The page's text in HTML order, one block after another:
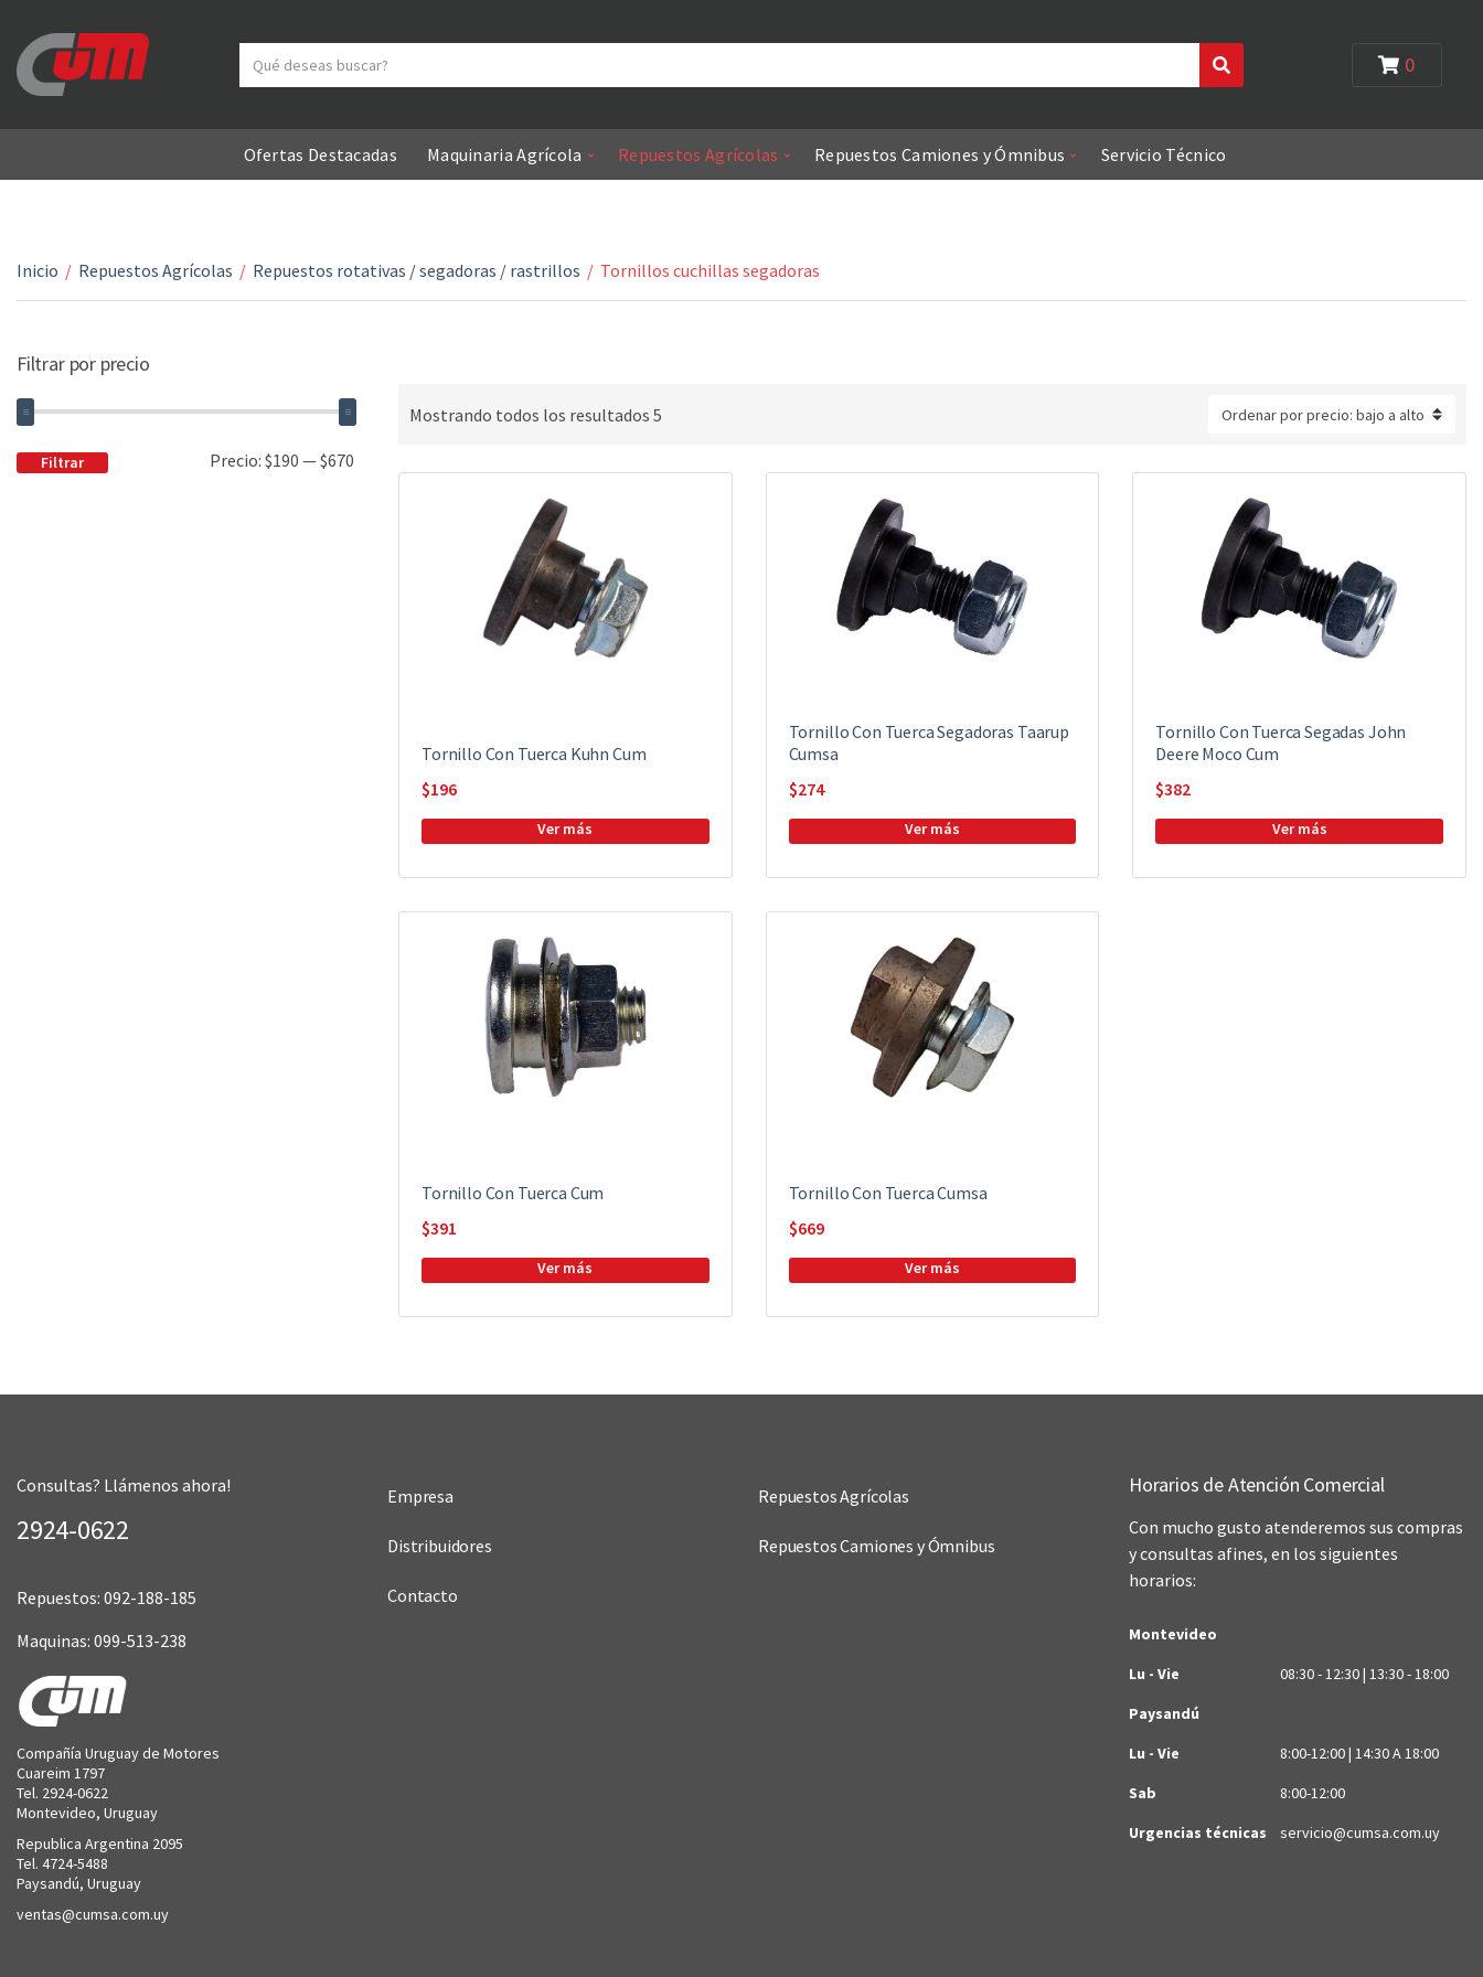
Search 0
Ofertas Destacadas Maquinaria Agrícola Repuestos Agrícolas Repuestos Camiones y Ómnibus Servicio Técnico
Inicio / Repuestos Agrícolas / Repuestos rotativas / segadoras / rastrillos / Tornillos cuchillas segadoras
Mostrando todos los resultados 5
Tornillo Con Tuerca Kuhn Cum
$196
Tornillo Con Tuerca Segadoras Taarup
Cumsa
$274
Tornillo Con Tuerca Segadas John
Deere Moco Cum
$382
Tornillo Con Tuerca Cum
$391
Tornillo Con Tuerca Cumsa
$669
Filtrar por precio
Filtrar Precio: $190 —$670
Consultas? Llámenos ahora!
2924-0622
Repuestos: 092-188-185
Maquinas: 099-513-238
Compañía Uruguay de Motores
Cuareim 1797
Tel. 2924-0622
Montevideo, Uruguay
Republica Argentina 2095
Tel. 4724-5488
Paysandú, Uruguay
ventas@cumsa.com.uy
Empresa
Distribuidores
Contacto
Repuestos Agrícolas
Repuestos Camiones y Ómnibus
Horarios de Atención Comercial
Con mucho gusto atenderemos sus compras
y consultas afines, en los siguientes
horarios:
Montevideo
Lu - Vie
08:30 - 12:30 | 13:30 - 18:00
Paysandú
Lu - Vie
8:00-12:00 | 14:30 A 18:00
Sab
8:00-12:00
Urgencias técnicas
servicio@cumsa.com.uy